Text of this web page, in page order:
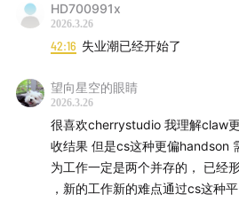
为什么一开始选开源而不是闭
12:21
DeepSeek 爆火，用户涌入
了公司"
社区贡献量超过内部：
区贡献者排第二
HD700991x
2026.3.26
42:16 失业潮已经开始了
望向星空的眼睛
2026.3.26
很喜欢cherrystudio 我理解claw更偏管理者视角 直接去派活
收结果 但是cs这种更偏handson 需要交互式的工作。 我认
为工作一定是两个并存的， 已经形成Workflow的就交给AI
，新的工作新的难点通过cs这种